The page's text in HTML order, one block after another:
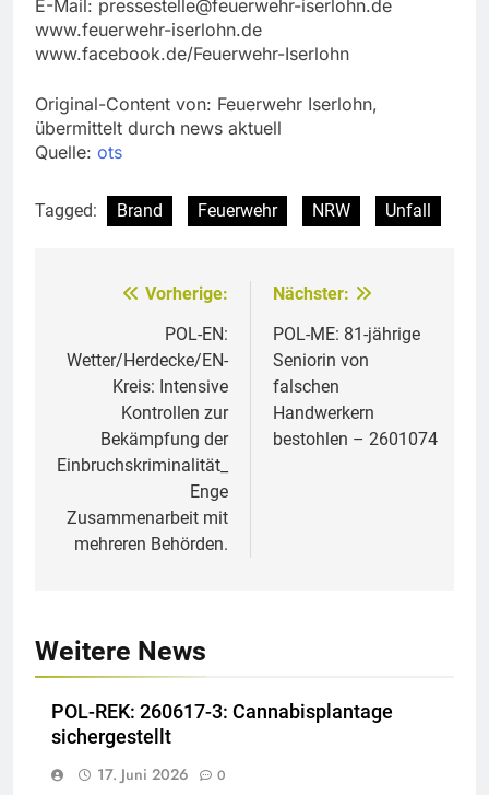
E-Mail: pressestelle@feuerwehr-iserlohn.de
www.feuerwehr-iserlohn.de
www.facebook.de/Feuerwehr-Iserlohn
Original-Content von: Feuerwehr Iserlohn,
übermittelt durch news aktuell
Quelle: ots
Tagged: Brand Feuerwehr NRW Unfall
Beitragsnavigation
Vorherige:
POL-EN:
Wetter/Herdecke/EN-
Kreis: Intensive
Kontrollen zur
Bekämpfung der
Einbruchskriminalität_
Enge
Zusammenarbeit mit
mehreren Behörden.
Nächster:
POL-ME: 81-jährige
Seniorin von
falschen
Handwerkern
bestohlen – 2601074
Weitere News
POL-REK: 260617-3: Cannabisplantage
sichergestellt
17. Juni 2026
0